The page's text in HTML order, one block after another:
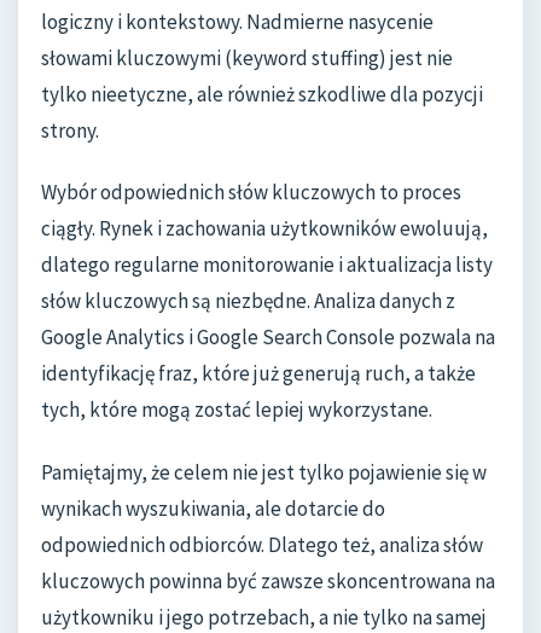
logiczny i kontekstowy. Nadmierne nasycenie
słowami kluczowymi (keyword stuffing) jest nie
tylko nieetyczne, ale również szkodliwe dla pozycji
strony.
Wybór odpowiednich słów kluczowych to proces
ciągły. Rynek i zachowania użytkowników ewoluują,
dlatego regularne monitorowanie i aktualizacja listy
słów kluczowych są niezbędne. Analiza danych z
Google Analytics i Google Search Console pozwala na
identyfikację fraz, które już generują ruch, a także
tych, które mogą zostać lepiej wykorzystane.
Pamiętajmy, że celem nie jest tylko pojawienie się w
wynikach wyszukiwania, ale dotarcie do
odpowiednich odbiorców. Dlatego też, analiza słów
kluczowych powinna być zawsze skoncentrowana na
użytkowniku i jego potrzebach, a nie tylko na samej